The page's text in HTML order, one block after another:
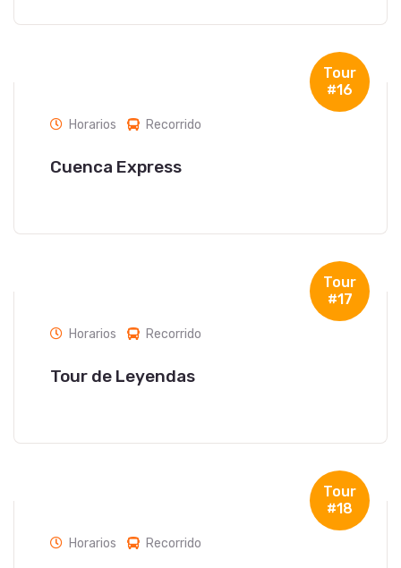
Tour
#16
Horarios Recorrido
Cuenca Express
Tour
#17
Horarios Recorrido
Tour de Leyendas
Tour
#18
Horarios Recorrido